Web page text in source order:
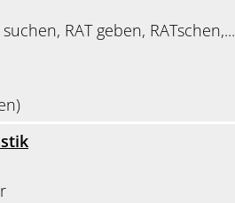
RAT geben, RATschen,...